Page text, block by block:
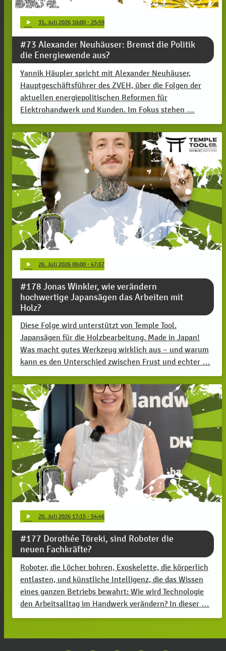
play_arrow 31. Juli 2026 10:00 · 25:59
#73 Alexander Neuhäuser: Bremst die Politik
die Energiewende aus?
Yannik Häupler spricht mit Alexander Neuhäuser,
Hauptgeschäftsführer des ZVEH, über die Folgen der
aktuellen energiepolitischen Reformen für
Elektrohandwerk und Kunden. Im Fokus stehen …
play_arrow 26. Juli 2026 00:00 · 47:57
#178 Jonas Winkler, wie verändern
hochwertige Japansägen das Arbeiten mit
Holz?
Diese Folge wird unterstützt von Temple Tool.
Japansägen für die Holzbearbeitung. Made in Japan!
Was macht gutes Werkzeug wirklich aus – und warum
kann es den Unterschied zwischen Frust und echter …
play_arrow 20. Juli 2026 17:15 · 54:46
#177 Dorothée Töreki, sind Roboter die
neuen Fachkräfte?
Roboter, die Löcher bohren, Exoskelette, die körperlich
entlasten, und künstliche Intelligenz, die das Wissen
eines ganzen Betriebs bewahrt: Wie wird Technologie
den Arbeitsalltag im Handwerk verändern? In dieser …